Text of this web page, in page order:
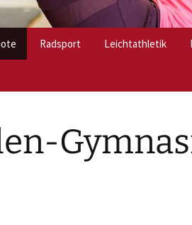
Radsport Leichtathletik
Jugendliche